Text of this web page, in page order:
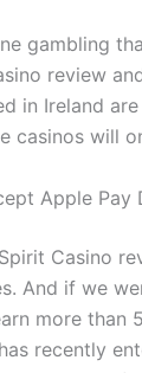
gambling
review
in Ireland
casinos will
Apple Pay
Casino
And if we
more than
recently